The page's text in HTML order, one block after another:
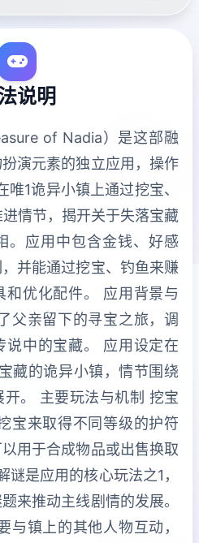
说明
of Nadia）是这部融
演元素的独立应用，操作
1诡异小镇上通过挖宝、
情节，揭开关于失落宝藏
。应用中包含金钱、好感
并能通过挖宝、钓鱼来赚
和优化配件。 应用背景与
父亲留下的寻宝之旅，调
说中的宝藏。 应用设定在
藏的诡异小镇，情节围绕
。 主要玩法与机制 挖宝
宝来取得不同等级的护符
以用于合成物品或出售换取
是应用的核心玩法之1，
来推动主线剧情的发展。
与镇上的其他人物互动，